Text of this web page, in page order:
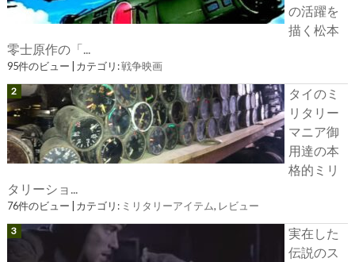
の活躍を
描く松本
零士原作の「...
95件のビュー カテゴリ:戦争映画
タイのミ
リタリー
マニア御
用達の本
格的ミリ
タリーショ...
76件のビュー カテゴリ: ミリタリーアイテム, レビュー
実在した
伝説のス